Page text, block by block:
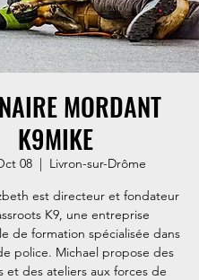
MORDANT
K9MIKE
08
  |
Livron-sur-Drôme
est directeur et fondateur
K9, une entreprise
de formation spécialisée dans
police. Michael propose des
et des ateliers aux forces de